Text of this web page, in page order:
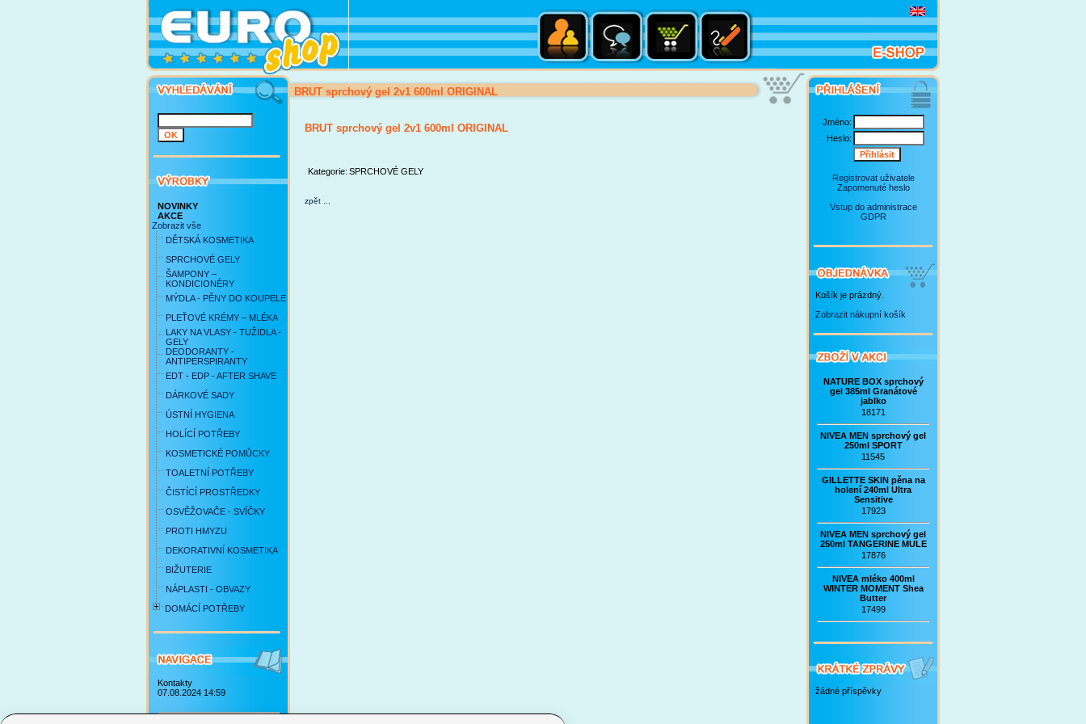
NOVINKY
AKCE
Zobrazit vše
DĚTSKÁ KOSMETIKA
SPRCHOVÉ GELY
ŠAMPONY –
KONDICIONÉRY
MÝDLA - PĚNY DO KOUPELE
PLEŤOVÉ KRÉMY – MLÉKA
LAKY NA VLASY - TUŽIDLA -
GELY
DEODORANTY -
ANTIPERSPIRANTY
EDT - EDP - AFTER SHAVE
DÁRKOVÉ SADY
ÚSTNÍ HYGIENA
HOLÍCÍ POTŘEBY
KOSMETICKÉ POMŮCKY
TOALETNÍ POTŘEBY
ČISTÍCÍ PROSTŘEDKY
OSVĚŽOVAČE - SVÍČKY
PROTI HMYZU
DEKORATIVNÍ KOSMETIKA
BIŽUTERIE
NÁPLASTI - OBVAZY
DOMÁCÍ POTŘEBY
Kontakty
07.08.2024 14:59
BRUT sprchový gel 2v1 600ml ORIGINAL
BRUT sprchový gel 2v1 600ml ORIGINAL
Kategorie: SPRCHOVÉ GELY
zpět ...
Jméno:
Heslo:
Registrovat uživatele
Zapomenuté heslo
Vstup do administrace
GDPR
Košík je prázdný.
Zobrazit nákupní košík
NATURE BOX sprchový
gel 385ml Granátové
jablko
18171
NIVEA MEN sprchový gel
250ml SPORT
11545
GILLETTE SKIN pěna na
holení 240ml Ultra
Sensitive
17923
NIVEA MEN sprchový gel
250ml TANGERINE MULE
17876
NIVEA mléko 400ml
WINTER MOMENT Shea
Butter
17499
žádné příspěvky